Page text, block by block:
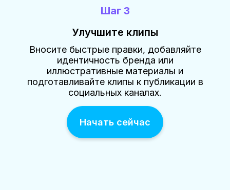
Шаг 3
Улучшите клипы
Вносите быстрые правки, добавляйте
идентичность бренда или
иллюстративные материалы и
подготавливайте клипы к публикации в
социальных каналах.
Начать сейчас